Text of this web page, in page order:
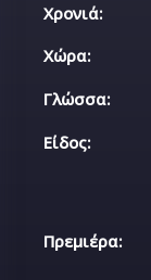
Χρονιά:
Χώρα:
Γλώσσα:
Είδος:
Πρεμιέρα: